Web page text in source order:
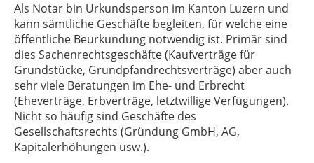
Als Notar bin Urkundsperson im Kanton Luzern und
kann sämtliche Geschäfte begleiten, für welche eine
öffentliche Beurkundung notwendig ist. Primär sind
dies Sachenrechtsgeschäfte (Kaufverträge für
Grundstücke, Grundpfandrechtsverträge) aber auch
sehr viele Beratungen im Ehe- und Erbrecht
(Eheverträge, Erbverträge, letztwillige Verfügungen).
Nicht so häufig sind Geschäfte des
Gesellschaftsrechts (Gründung GmbH, AG,
Kapitalerhöhungen usw.).